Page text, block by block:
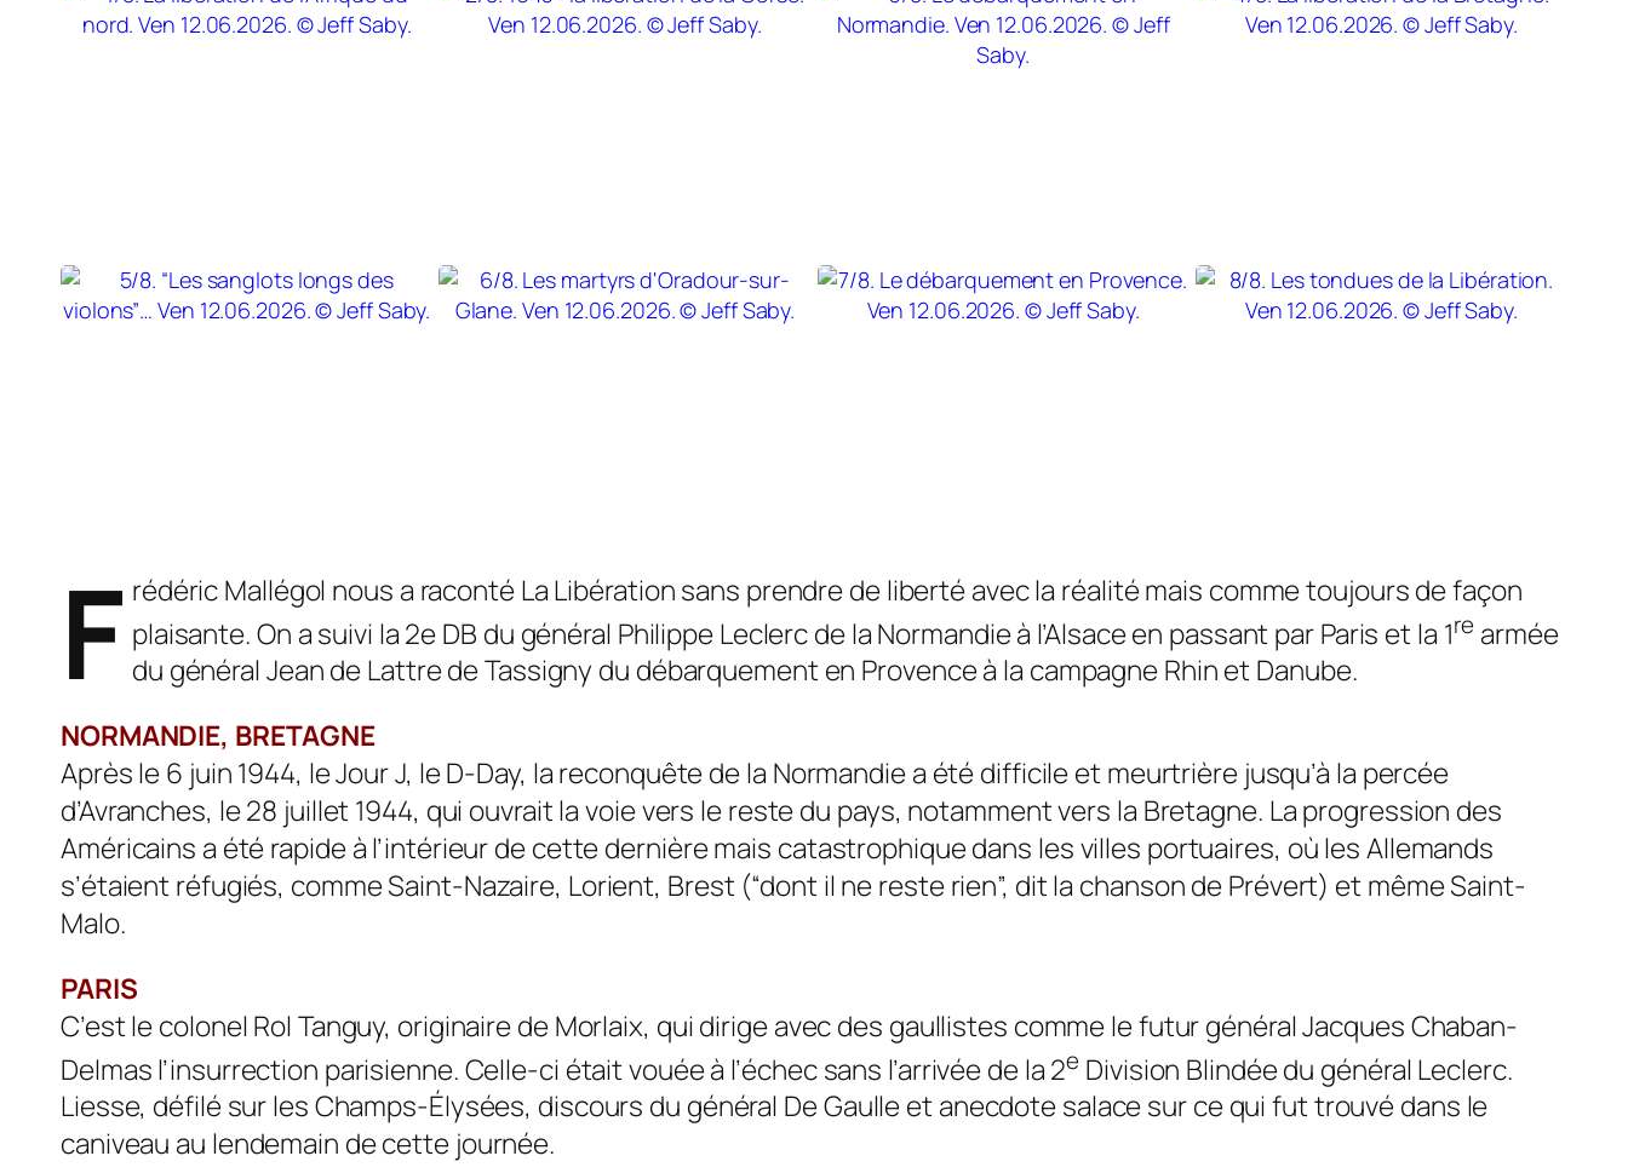
F rédéric Mallégol nous a raconté La Libération sans prendre de liberté avec la réalité mais comme toujours de façon
plaisante. On a suivi la 2e DB du général Philippe Leclerc de la Normandie à l’Alsace en passant par Paris et la 1re armée
du général Jean de Lattre de Tassigny du débarquement en Provence à la campagne Rhin et Danube.
NORMANDIE, BRETAGNE
Après le 6 juin 1944, le Jour J, le D-Day, la reconquête de la Normandie a été difficile et meurtrière jusqu’à la percée
d’Avranches, le 28 juillet 1944, qui ouvrait la voie vers le reste du pays, notamment vers la Bretagne. La progression des
Américains a été rapide à l’intérieur de cette dernière mais catastrophique dans les villes portuaires, où les Allemands
s’étaient réfugiés, comme Saint-Nazaire, Lorient, Brest (“dont il ne reste rien”, dit la chanson de Prévert) et même Saint-
Malo.
PARIS
C’est le colonel Rol Tanguy, originaire de Morlaix, qui dirige avec des gaullistes comme le futur général Jacques Chaban-
Delmas l’insurrection parisienne. Celle-ci était vouée à l’échec sans l’arrivée de la 2e Division Blindée du général Leclerc.
Liesse, défilé sur les Champs-Élysées, discours du général De Gaulle et anecdote salace sur ce qui fut trouvé dans le
caniveau au lendemain de cette journée.